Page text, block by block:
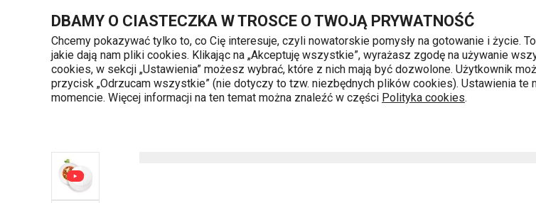
DBAMY O CIASTECZKA W TROSCE O TWOJĄ PRYWATNOŚĆ
Chcemy pokazywać tylko to, co Cię interesuje, czyli nowatorskie pomysły na gotowanie i życie.
jakie dają nam pliki cookies. Klikając na „Akceptuję wszystkie”, wyrażasz zgodę na używanie
cookies, w sekcji „Ustawienia” możesz wybrać, które z nich mają być dozwolone. Użytkownik
przycisk „Odrzucam wszystkie” (nie dotyczy to tzw. niezbędnych plików cookies). Ustawienia te
momencie. Więcej informacji na ten temat można znaleźć w części Polityka cookies.
Przejdź do głównej
Przejdź do
Przejdź do nawigacji
Kategorie produktów 720 809 700
Poniedziałek - piątek od 8 do 16